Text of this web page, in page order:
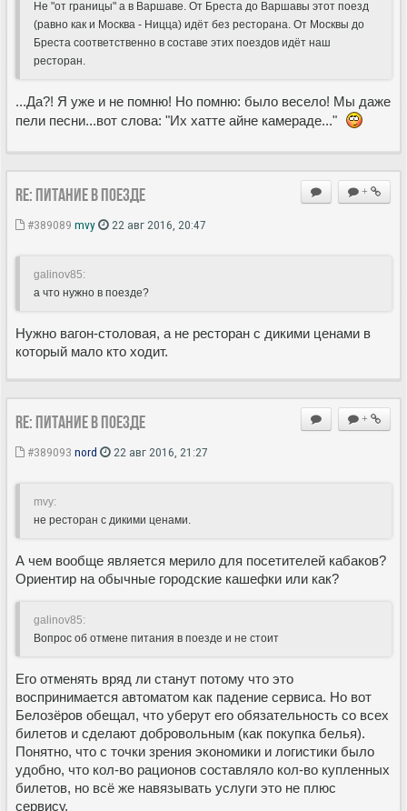
Не "от границы" а в Варшаве. От Бреста до Варшавы этот поезд
(равно как и Москва - Ницца) идёт без ресторана. От Москвы до
Бреста соответственно в составе этих поездов идёт наш
ресторан.
...Да?! Я уже и не помню! Но помню: было весело! Мы даже
пели песни...вот слова: "Их хатте айне камераде..."
+
Re: Питание в поезде
#389089 mvy 22 авг 2016, 20:47
galinov85:
а что нужно в поезде?
Нужно вагон-столовая, а не ресторан с дикими ценами в
который мало кто ходит.
+
Re: Питание в поезде
#389093 nord 22 авг 2016, 21:27
mvy:
не ресторан с дикими ценами.
А чем вообще является мерило для посетителей кабаков?
Ориентир на обычные городские кашефки или как?
galinov85:
Вопрос об отмене питания в поезде и не стоит
Его отменять вряд ли станут потому что это
воспринимается автоматом как падение сервиса. Но вот
Белозёров обещал, что уберут его обязательность со всех
билетов и сделают добровольным (как покупка белья).
Понятно, что с точки зрения экономики и логистики было
удобно, что кол-во рационов составляло кол-во купленных
билетов, но всё же навязывать услуги это не плюс
сервису.